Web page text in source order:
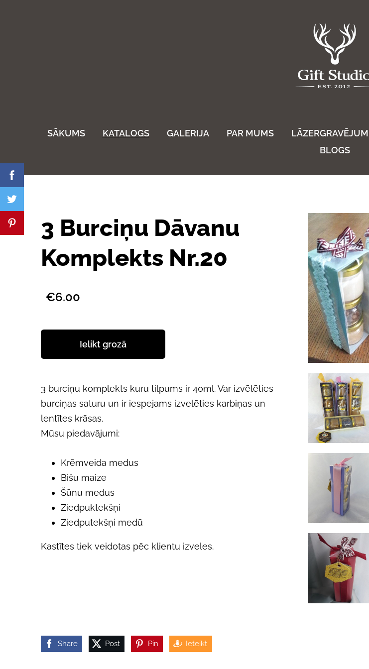
SĀKUMS KATALOGS GALERIJA PAR MUMS
BLOGS
3 Burciņu Dāvanu
Komplekts Nr.20
€6.00
Ielikt grozā
3 burciņu komplekts kuru tilpums ir 40ml. Var izvēlēties
burciņas saturu un ir iespejams izvelēties karbiņas un
lentītes krāsas.
Mūsu piedavājumi:
Krēmveida medus
Bišu maize
Šūnu medus
Ziedpuktekšņi
Ziedputekšņi medū
Kastītes tiek veidotas pēc klientu izveles.
Share Post Pin Ieteikt